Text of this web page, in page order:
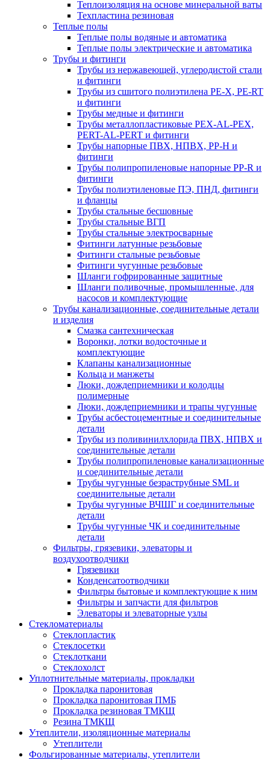
Теплоизоляция на основе минеральной ваты
Техпластина резиновая
Теплые полы
Теплые полы водяные и автоматика
Теплые полы электрические и автоматика
Трубы и фитинги
Трубы из нержавеющей, углеродистой стали
и фитинги
Трубы из сшитого полиэтилена PE-X, PE-RT
и фитинги
Трубы медные и фитинги
Трубы металлопластиковые PEX-AL-PEX,
PERT-AL-PERT и фитинги
Трубы напорные ПВХ, НПВХ, PP-H и
фитинги
Трубы полипропиленовые напорные PP-R и
фитинги
Трубы полиэтиленовые ПЭ, ПНД, фитинги
и фланцы
Трубы стальные бесшовные
Трубы стальные ВГП
Трубы стальные электросварные
Фитинги латунные резьбовые
Фитинги стальные резьбовые
Фитинги чугунные резьбовые
Шланги гофрированные защитные
Шланги поливочные, промышленные, для
насосов и комплектующие
Трубы канализационные, соединительные детали
и изделия
Смазка сантехническая
Воронки, лотки водосточные и
комплектующие
Клапаны канализационные
Кольца и манжеты
Люки, дождеприемники и колодцы
полимерные
Люки, дождеприемники и трапы чугунные
Трубы асбестоцементные и соединительные
детали
Трубы из поливинилхлорида ПВХ, НПВХ и
соединительные детали
Трубы полипропиленовые канализационные
и соединительные детали
Трубы чугунные безраструбные SML и
соединительные детали
Трубы чугунные ВЧШГ и соединительные
детали
Трубы чугунные ЧК и соединительные
детали
Фильтры, грязевики, элеваторы и
воздухоотводчики
Грязевики
Конденсатоотводчики
Фильтры бытовые и комплектующие к ним
Фильтры и запчасти для фильтров
Элеваторы и элеваторные узлы
Стекломатериалы
Стеклопластик
Стеклосетки
Стеклоткани
Стеклохолст
Уплотнительные материалы, прокладки
Прокладка паронитовая
Прокладка паронитовая ПМБ
Прокладка резиновая ТМКЩ
Резина ТМКЩ
Утеплители, изоляционные материалы
Утеплители
Фольгированные материалы, утеплители